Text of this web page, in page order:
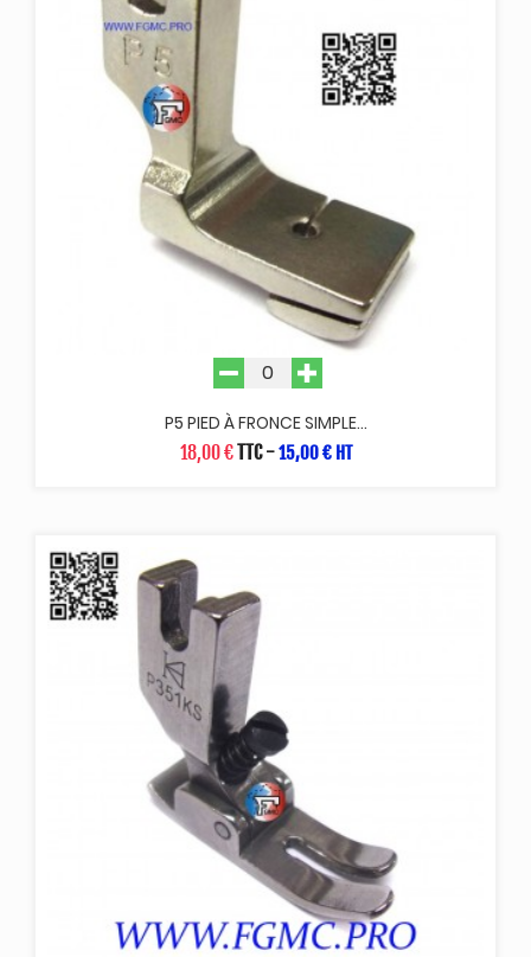
P5 PIED À FRONCE SIMPLE...
18,00 €TTC-15,00 € HT